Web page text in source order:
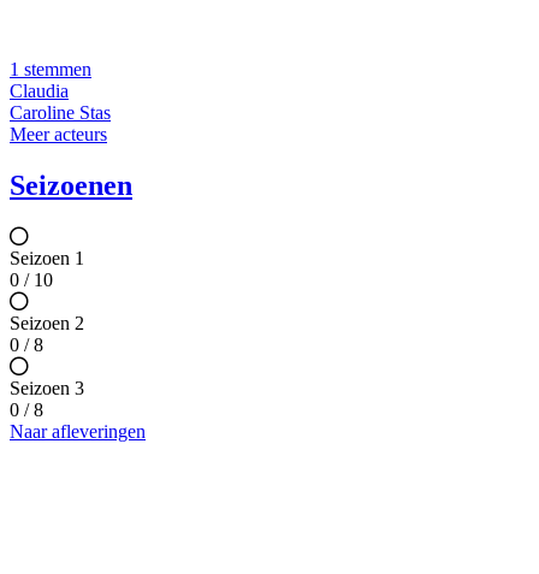
1 stemmen
Claudia
Caroline Stas
Meer acteurs
Seizoenen
Seizoen 1
0 / 10
Seizoen 2
0 / 8
Seizoen 3
0 / 8
Naar afleveringen